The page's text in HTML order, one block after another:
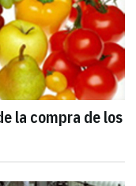
la compra de los